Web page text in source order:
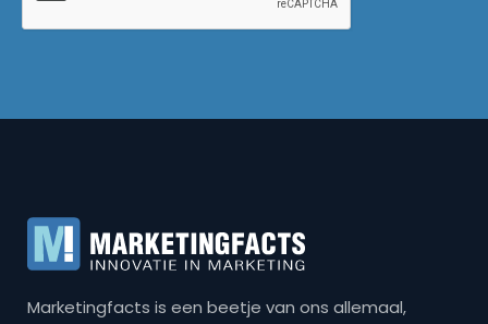
Marketingfacts is een beetje van ons allemaal,